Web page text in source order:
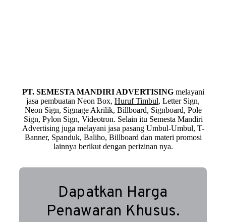
PT. SEMESTA MANDIRI ADVERTISINGmelayani
jasa pembuatan Neon Box, Huruf Timbul, Letter Sign,
Neon Sign, Signage Akrilik, Billboard, Signboard, Pole
Sign, Pylon Sign, Videotron. Selain itu Semesta Mandiri
Advertising juga melayani jasa pasang Umbul-Umbul, T-
Banner, Spanduk, Baliho, Billboard dan materi promosi
lainnya berikut dengan perizinan nya.
Dapatkan Harga
Penawaran Khusus.